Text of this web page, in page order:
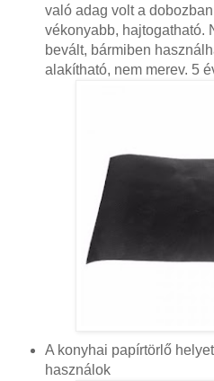
való adag volt a
vékonyabb, hajtogatható.
bevált, bármiben
alakítható, nem merev. 5
A konyhai papírtörlő
használok